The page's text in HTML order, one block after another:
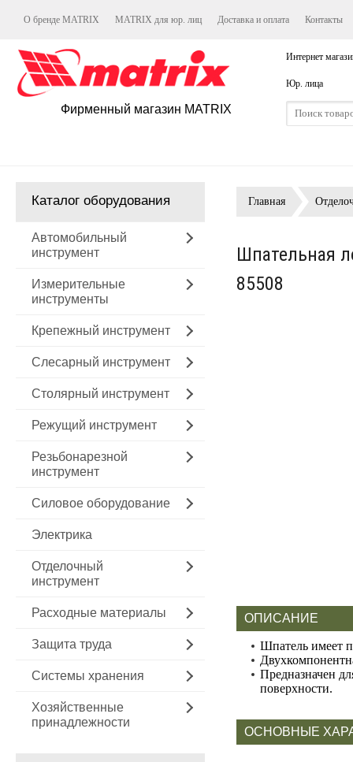
О бренде MATRIX MATRIX для юр. лиц Доставка и оплата Контакты
Фирменный магазин MATRIX
Интернет
Юр. лица
Каталог оборудования
Автомобильный
инструмент
Измерительные
инструменты
Крепежный инструмент
Слесарный инструмент
Столярный инструмент
Режущий инструмент
Резьбонарезной
инструмент
Силовое оборудование
Электрика
Отделочный
инструмент
Расходные материалы
Защита труда
Системы хранения
Хозяйственные
принадлежности
Главная
Шпательная
85508
ОПИСАНИЕ
Шпатель имеет
Предназначен
поверхности.
ОСНОВНЫЕ